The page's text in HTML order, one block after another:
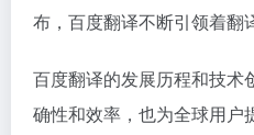
布，百度翻译不断引领着翻
百度翻译的发展历程和技术
确性和效率，也为全球用户